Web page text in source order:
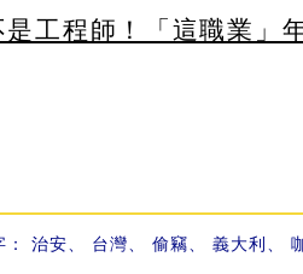
是工程師！「這職業」
： 治安 台灣 偷竊 義大利